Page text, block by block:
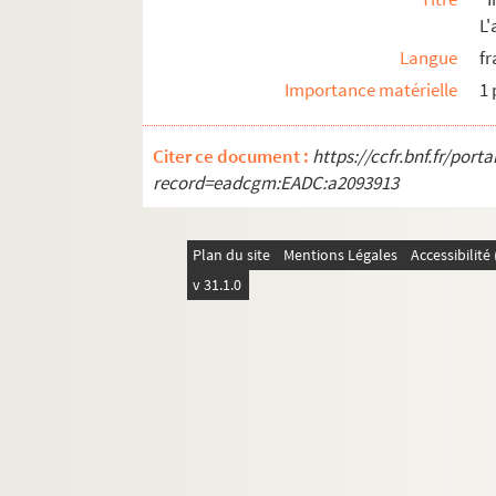
M-DOC-2-2-48. Gazette
M-DOC-2-2-50. Courrier de l'égalité
M-DOC-2-2-52. Courrier
M-DOC-2-2-53. Courrier
M-DOC-2-2-55. Courrier
Langue
Importance matérielle
1
Citer ce document : https://ccfr.bnf.fr/
record=eadcgm:EADC:a2093913
Plan du site Mentions Légales
v 31.1.0